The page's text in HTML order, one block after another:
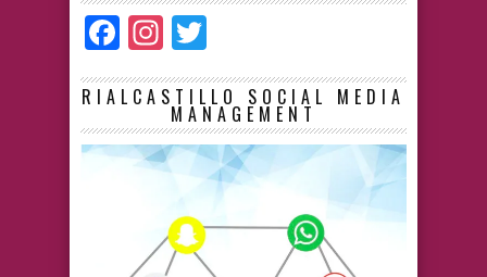
Facebook
Instagram
RIALCASTILLO SOCIAL MEDIA
MANAGEMENT